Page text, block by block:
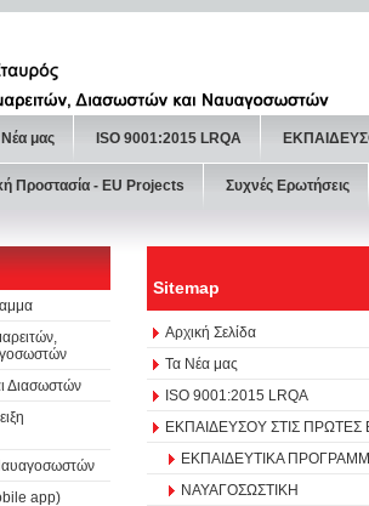
μας ISO 9001:2015 LRQA
Προστασία - ΕU Projects Συχνές Ερωτήσεις
Διασωστών
app)
Sitemap
Αρχική Σελίδα
Τα Νέα μας
ISO 9001:2015 LRQA
ΕΚΠΑΙΔΕΥΣΟΥ ΣΤΙΣ ΠΡΩΤΕΣ
ΕΚΠΑΙΔΕΥΤΙΚΑ
ΝΑΥΑΓΟΣΩΣΤΙΚΗ